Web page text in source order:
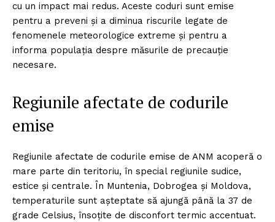
cu un impact mai redus. Aceste coduri sunt emise
pentru a preveni și a diminua riscurile legate de
fenomenele meteorologice extreme și pentru a
informa populația despre măsurile de precauție
necesare.
Regiunile afectate de codurile
emise
Regiunile afectate de codurile emise de ANM acoperă o
mare parte din teritoriu, în special regiunile sudice,
estice și centrale. În Muntenia, Dobrogea și Moldova,
temperaturile sunt așteptate să ajungă până la 37 de
grade Celsius, însoțite de disconfort termic accentuat.